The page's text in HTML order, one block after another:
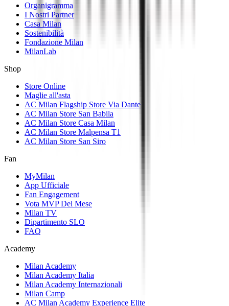
Organigramma
I Nostri Partner
Casa Milan
Sostenibilità
Fondazione Milan
MilanLab
Shop
Store Online
Maglie all'asta
AC Milan Flagship Store Via Dante
AC Milan Store San Babila
AC Milan Store Casa Milan
AC Milan Store Malpensa T1
AC Milan Store San Siro
Fan
MyMilan
App Ufficiale
Fan Engagement
Vota MVP Del Mese
Milan TV
Dipartimento SLO
FAQ
Academy
Milan Academy
Milan Academy Italia
Milan Academy Internazionali
Milan Camp
AC Milan Academy Experience Elite